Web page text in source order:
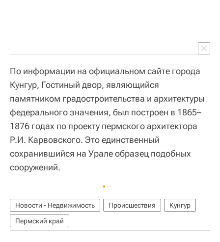
По информации на официальном сайте города
Кунгур, Гостиный двор, являющийся
памятником градостроительства и архитектуры
федерального значения, был построен в 1865–
1876 годах по проекту пермского архитектора
Р.И. Карвовского. Это единственный
сохранившийся на Урале образец подобных
сооружений.
Новости - Недвижимость Происшествия
Кунгур
Пермский край